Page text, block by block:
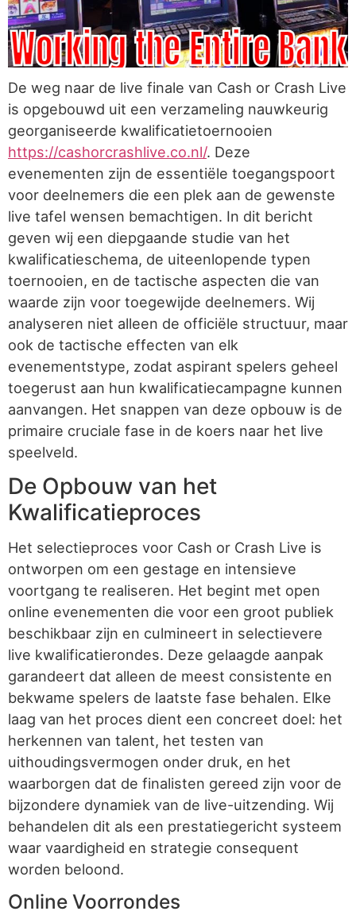
De weg naar de live finale van Cash or Crash Live
is opgebouwd uit een verzameling nauwkeurig
georganiseerde kwalificatietoernooien
https://cashorcrashlive.co.nl/. Deze
evenementen zijn de essentiële toegangspoort
voor deelnemers die een plek aan de gewenste
live tafel wensen bemachtigen. In dit bericht
geven wij een diepgaande studie van het
kwalificatieschema, de uiteenlopende typen
toernooien, en de tactische aspecten die van
waarde zijn voor toegewijde deelnemers. Wij
analyseren niet alleen de officiële structuur, maar
ook de tactische effecten van elk
evenementstype, zodat aspirant spelers geheel
toegerust aan hun kwalificatiecampagne kunnen
aanvangen. Het snappen van deze opbouw is de
primaire cruciale fase in de koers naar het live
speelveld.
De Opbouw van het
Kwalificatieproces
Het selectieproces voor Cash or Crash Live is
ontworpen om een gestage en intensieve
voortgang te realiseren. Het begint met open
online evenementen die voor een groot publiek
beschikbaar zijn en culmineert in selectievere
live kwalificatierondes. Deze gelaagde aanpak
garandeert dat alleen de meest consistente en
bekwame spelers de laatste fase behalen. Elke
laag van het proces dient een concreet doel: het
herkennen van talent, het testen van
uithoudingsvermogen onder druk, en het
waarborgen dat de finalisten gereed zijn voor de
bijzondere dynamiek van de live-uitzending. Wij
behandelen dit als een prestatiegericht systeem
waar vaardigheid en strategie consequent
worden beloond.
Online Voorrondes